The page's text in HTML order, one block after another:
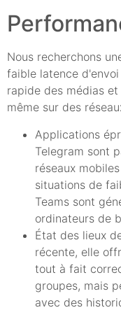
Nous recherchons
faible latence
rapide des médias
même sur des
Applications
Telegram sont
réseaux
situations de
Teams sont
ordinateurs de
État des lieux
récente, elle
tout à fait
groupes, mais
avec des